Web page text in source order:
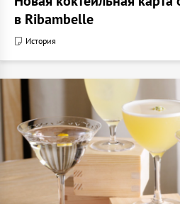
в Ribambelle
История